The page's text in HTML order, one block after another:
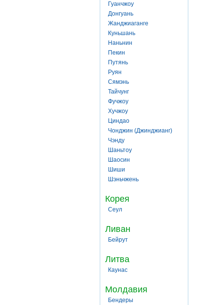
Гуанчжоу
Донгуань
Жанджиаганге
Куньшань
Наньнин
Пекин
Путянь
Руян
Сямэнь
Тайчунг
Фучжоу
Хучжоу
Циндао
Чонджин (Джинджианг)
Чэнду
Шаньтоу
Шаосин
Шиши
Шэньчжень
Корея
Сеул
Ливан
Бейрут
Литва
Каунас
Молдавия
Бендеры